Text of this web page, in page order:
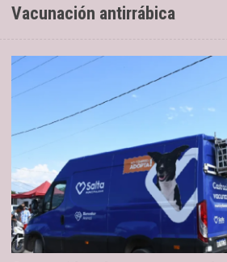
Vacunación antirrábica
18/03/2026 Los días miércoles
27